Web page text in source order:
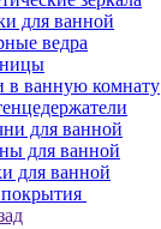
для ванной
ведра
в ванную комнату
для ванной
для ванной
для ванной